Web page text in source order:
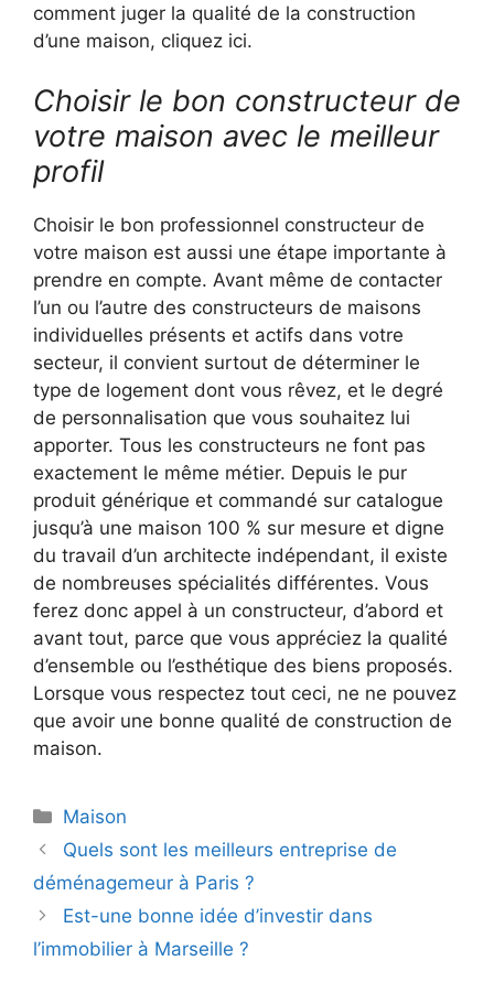
comment juger la qualité de la construction
d’une maison, cliquez ici.
Choisir le bon constructeur de
votre maison avec le meilleur
profil
Choisir le bon professionnel constructeur de
votre maison est aussi une étape importante à
prendre en compte. Avant même de contacter
l’un ou l’autre des constructeurs de maisons
individuelles présents et actifs dans votre
secteur, il convient surtout de déterminer le
type de logement dont vous rêvez, et le degré
de personnalisation que vous souhaitez lui
apporter. Tous les constructeurs ne font pas
exactement le même métier. Depuis le pur
produit générique et commandé sur catalogue
jusqu’à une maison 100 % sur mesure et digne
du travail d’un architecte indépendant, il existe
de nombreuses spécialités différentes. Vous
ferez donc appel à un constructeur, d’abord et
avant tout, parce que vous appréciez la qualité
d’ensemble ou l’esthétique des biens proposés.
Lorsque vous respectez tout ceci, ne ne pouvez
que avoir une bonne qualité de construction de
maison.
Catégories
Maison
Quels sont les meilleurs entreprise de
déménagemeur à Paris ?
Est-une bonne idée d’investir dans
l’immobilier à Marseille ?